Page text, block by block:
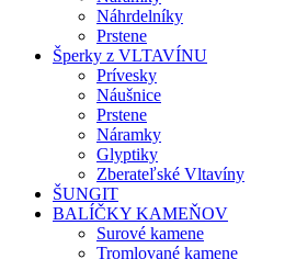
Náhrdelníky
Prstene
Šperky z VLTAVÍNU
Prívesky
Náušnice
Prstene
Náramky
Glyptiky
Zberateľské Vltavíny
ŠUNGIT
BALÍČKY KAMEŇOV
Surové kamene
Tromlované kamene